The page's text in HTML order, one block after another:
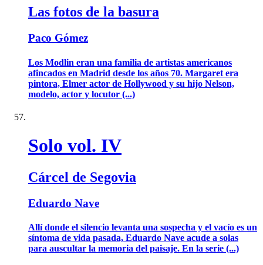
Las fotos de la basura
Paco Gómez
Los Modlin eran una familia de artistas americanos
afincados en Madrid desde los años 70. Margaret era
pintora, Elmer actor de Hollywood y su hijo Nelson,
modelo, actor y locutor (...)
Solo vol. IV
Cárcel de Segovia
Eduardo Nave
Allí donde el silencio levanta una sospecha y el vacío es un
síntoma de vida pasada, Eduardo Nave acude a solas
para auscultar la memoria del paisaje. En la serie (...)